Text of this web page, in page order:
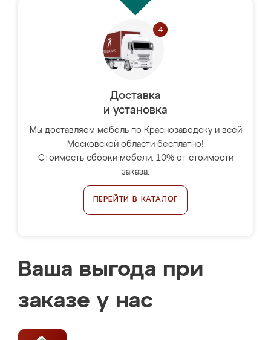
Доставка
и установка
Мы доставляем мебель по Краснозаводску и всей
Московской области бесплатно!
Стоимость сборки мебели: 10% от стоимости
заказа.
ПЕРЕЙТИ В КАТАЛОГ
Ваша выгода при
заказе у нас